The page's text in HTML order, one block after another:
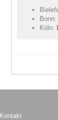
Bonn:
Köln:
Kontakt